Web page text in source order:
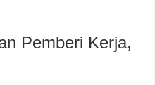
Pemberi Kerja,